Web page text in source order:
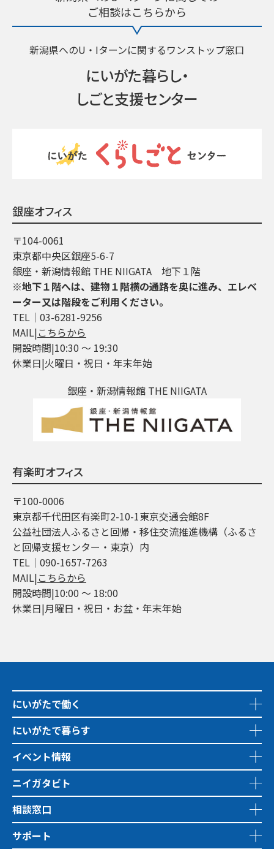
ご相談はこちらから
新潟県へのU・Iターンに関するワンストップ窓口
にいがた暮らし・
しごと支援センター
銀座オフィス
〒104-0061
東京都中央区銀座5-6-7
銀座・新潟情報館 THE NIIGATA 地下１階
※地下１階へは、建物１階横の通路を奥に進み、エレベ
ーター又は階段をご利用ください。
TEL│03-6281-9256
MAIL|こちらから
開設時間|10:30 ～ 19:30
休業日|火曜日・祝日・年末年始
銀座・新潟情報館 THE NIIGATA
有楽町オフィス
〒100-0006
東京都千代田区有楽町2-10-1東京交通会館8F
公益社団法人ふるさと回帰・移住交流推進機構（ふるさ
と回帰支援センター・東京）内
TEL│090-1657-7263
MAIL|こちらから
開設時間|10:00 ～ 18:00
休業日|月曜日・祝日・お盆・年末年始
にいがたで働く
にいがたで暮らす
イベント情報
ニイガタビト
相談窓口
サポート